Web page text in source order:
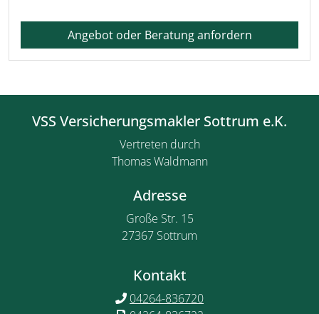
Angebot oder Beratung anfordern
VSS Versicherungsmakler Sottrum e.K.
Vertreten durch
Thomas Waldmann
Adresse
Große Str. 15
27367 Sottrum
Kontakt
04264-836720